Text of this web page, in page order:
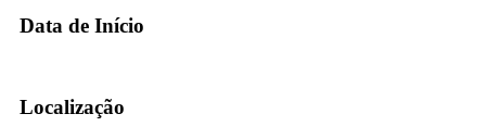
Data de Início
Localização